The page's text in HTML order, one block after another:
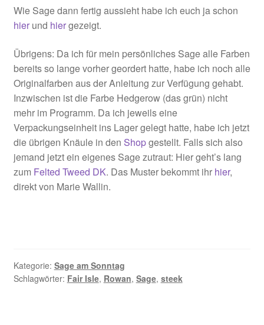
Wie Sage dann fertig aussieht habe ich euch ja schon
hierund hiergezeigt.
Übrigens: Da ich für mein persönliches Sage alle Farben
bereits so lange vorher geordert hatte, habe ich noch alle
Originalfarben aus der Anleitung zur Verfügung gehabt.
Inzwischen ist die Farbe Hedgerow (das grün) nicht
mehr im Programm. Da ich jeweils eine
Verpackungseinheit ins Lager gelegt hatte, habe ich jetzt
die übrigen Knäule in den Shopgestellt. Falls sich also
jemand jetzt ein eigenes Sage zutraut: Hier geht’s lang
zum Felted Tweed DK. Das Muster bekommt ihr hier,
direkt von Marie Wallin.
Kategorie: Sage am Sonntag
Schlagwörter: Fair Isle, Rowan, Sage, steek